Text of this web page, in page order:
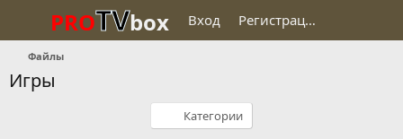
PROTVbox Вход Регистрация
Файлы
Игры
Категории